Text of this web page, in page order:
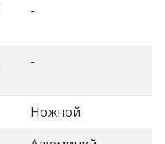
-
-
Ножной